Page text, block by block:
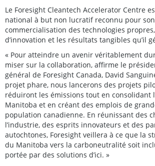
Le Foresight Cleantech Accelerator Centre
national à but non lucratif reconnu pour
commercialisation des technologies
d’innovation et les résultats tangibles qu’il
« Pour atteindre un avenir véritablement
miser sur la collaboration, affirme le
général de Foresight Canada, David
projet phare, nous lancerons des projets
réduiront les émissions tout en consolidant
Manitoba et en créant des emplois de
population canadienne. En réunissant des
l’industrie, des esprits innovateurs et des
autochtones, Foresight veillera à ce que la
du Manitoba vers la carboneutralité soit
portée par des solutions d’ici. »